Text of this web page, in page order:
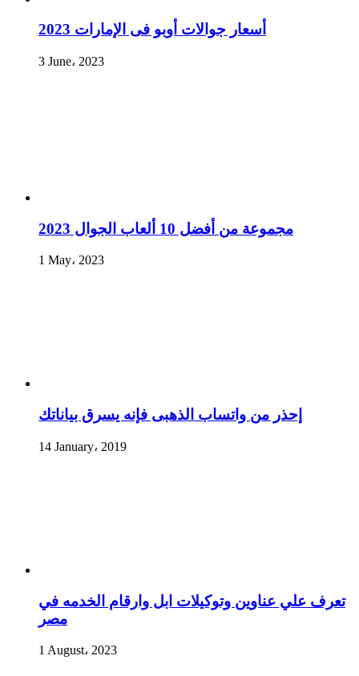
أسعار جوالات أوبو فى الإمارات 2023
3 June، 2023
مجموعة من أفضل 10 ألعاب الجوال 2023
1 May، 2023
إحذر من واتساب الذهبى فإنه يسرق بياناتك
14 January، 2019
تعرف علي عناوين وتوكيلات ابل وارقام الخدمه في
مصر
1 August، 2023